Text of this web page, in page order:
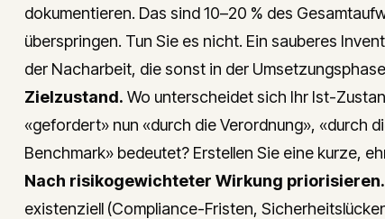
dokumentieren. Das sind 10–20 % des
überspringen. Tun Sie es nicht. Ein sauberes
der Nacharbeit, die sonst in der
Zielzustand. Wo unterscheidet sich Ihr Ist-
«gefordert» nun «durch die Verordnung», «durch
Benchmark» bedeutet? Erstellen Sie eine kurze,
Nach risikogewichteter Wirkung priorisieren.
existenziell (Compliance-Fristen,